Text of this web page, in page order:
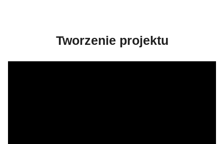
Tworzenie projektu